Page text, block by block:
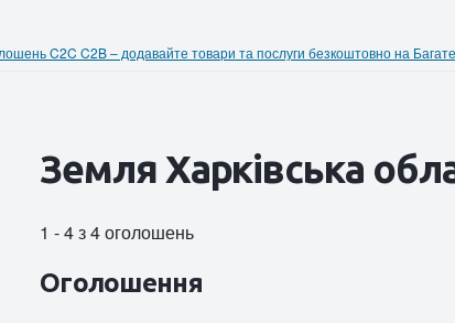
C2C C2B – додавайте товари та послуги безкоштовно на
Земля Харківська
1 - 4 з 4 оголошень
Оголошення